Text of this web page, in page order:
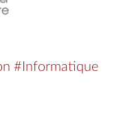
#Informatique